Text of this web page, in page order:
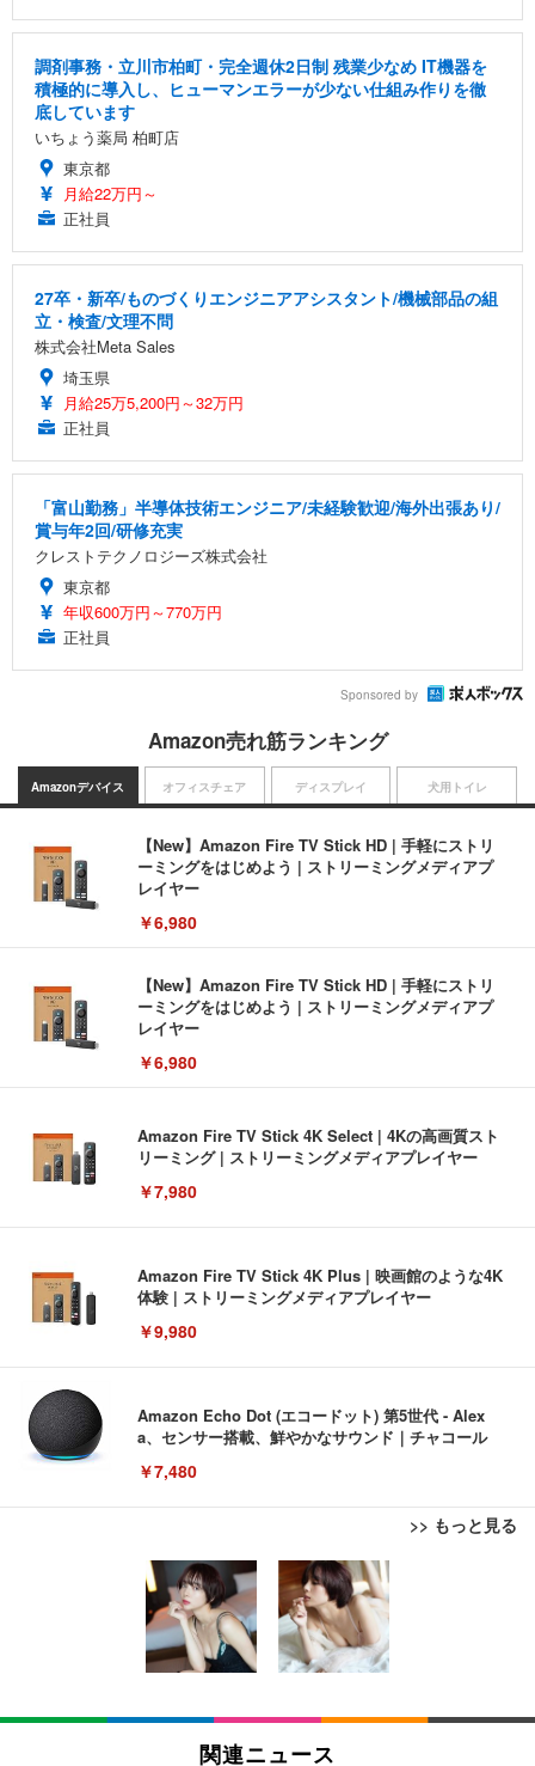
調剤事務・立川市柏町・完全週休2日制 残業少なめ IT機器を
積極的に導入し、ヒューマンエラーが少ない仕組み作りを徹
底しています
いちょう薬局 柏町店
東京都
月給22万円～
正社員
27卒・新卒/ものづくりエンジニアアシスタント/機械部品の組
立・検査/文理不問
株式会社Meta Sales
埼玉県
月給25万5,200円～32万円
正社員
「富山勤務」半導体技術エンジニア/未経験歓迎/海外出張あり/
賞与年2回/研修充実
クレストテクノロジーズ株式会社
東京都
年収600万円～770万円
正社員
Sponsored by
Amazon売れ筋ランキング
Amazonデバイス
【New】Amazon Fire TV Stick HD | 手軽にストリ
ーミングをはじめよう | ストリーミングメディアプ
レイヤー
￥6,980
【New】Amazon Fire TV Stick HD | 手軽にストリ
ーミングをはじめよう | ストリーミングメディアプ
レイヤー
￥6,980
Amazon Fire TV Stick 4K Select | 4Kの高画質スト
リーミング | ストリーミングメディアプレイヤー
￥7,980
Amazon Fire TV Stick 4K Plus | 映画館のような4K
体験 | ストリーミングメディアプレイヤー
￥9,980
Amazon Echo Dot (エコードット) 第5世代 - Alex
a、センサー搭載、鮮やかなサウンド｜チャコール
￥7,480
>> もっと見る
オフィスチェア
[EdoErgo] オフィスチェア 椅子 テレワーク 疲れな
い 跳ね上げ式アームレスト コンパクト 約105度ロッ
キング pc 事務椅子 360度回転 座面昇降 強化ナイロ
ン樹脂ベース 通気性メッシュ 在宅ワーク H-WY01
(黒網+黒枠+黒足)
￥5,699
SIHOO B100 オフィスチェア／デスクチェア メッシ
ュチェア 人間工学 疲れない ブラック
ディスプレイ
EIZO ビジネス向けプレミアムモニター | FlexScan
EV3240X-WT | 31.5型4K UHD・USB Type-C・ホワ
イト
￥105,595
EIZO ビジネス向けプレミアムモニター | FlexScan
犬用トイレ
Amazonベーシック ペットシーツ 薄型 レギュラー 1
回使い捨て 無香料 ホワイト 300枚
￥3,373
Amazonベーシック ペットシーツ 厚型 ワイド 42枚
x2袋(84枚) ホワイト(吸収面:ライトブルー)
関連ニュース